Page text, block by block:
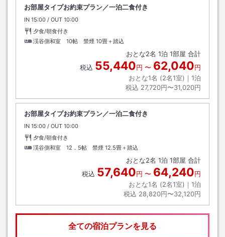
お部屋タイプお約束プラン／一泊二食付き
IN チェックイン
15:00 / OUT チェックアウト
10:00
夕食/朝食付き
渓谷側和室 10帖 禁煙 10畳＋踏込
おとな2名 1泊 1部屋 合計
税込 55,440円 〜 62,040円
おとな1名 (2名1室)｜ 1泊
税込 27,720円〜31,020円
お部屋タイプお約束プラン／一泊二食付き
IN チェックイン
15:00 / OUT チェックアウト
10:00
夕食/朝食付き
渓谷側和室 12．5帖 禁煙 12.5畳＋踏込
おとな2名 1泊 1部屋 合計
税込 57,640円 〜 64,240円
おとな1名 (2名1室)｜ 1泊
税込 28,820円〜32,120円
全ての宿泊プランを見る